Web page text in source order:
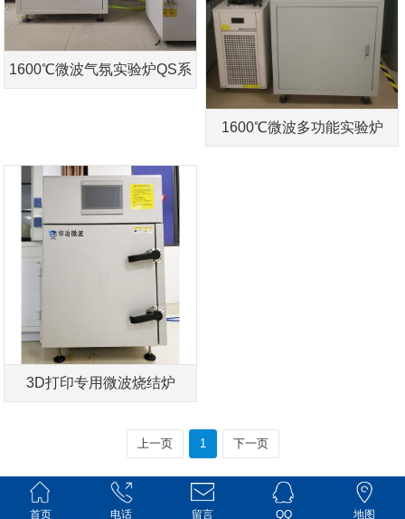
1600℃微波气氛实验炉QS系
1600℃微波多功能实验炉
3D打印专用微波烧结炉
上一页 1 下一页
首页 电话 留言 QQ 地图